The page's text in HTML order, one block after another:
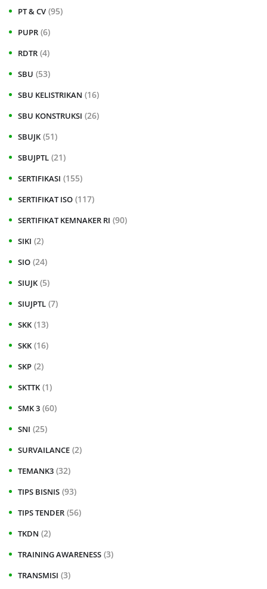
PT & CV (95)
PUPR (6)
RDTR (4)
SBU (53)
SBU KELISTRIKAN (16)
SBU KONSTRUKSI (26)
SBUJK (51)
SBUJPTL (21)
SERTIFIKASI (155)
SERTIFIKAT ISO (117)
SERTIFIKAT KEMNAKER RI (90)
SIKI (2)
SIO (24)
SIUJK (5)
SIUJPTL (7)
SKK (13)
SKK (16)
SKP (2)
SKTTK (1)
SMK 3 (60)
SNI (25)
SURVAILANCE (2)
TEMANK3 (32)
TIPS BISNIS (93)
TIPS TENDER (56)
TKDN (2)
TRAINING AWARENESS (3)
TRANSMISI (3)